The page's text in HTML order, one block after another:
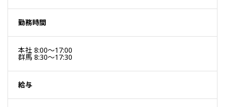
勤務時間
本社 8:00〜17:00
群馬 8:30〜17:30
給与